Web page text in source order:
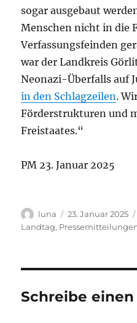
sogar ausgebaut
Menschen nicht in die
Verfassungsfeinden
war der Landkreis
Neonazi-Überfalls auf
in den Schlagzeilen.
Förderstrukturen und
Freistaates.“
PM 23. Januar 2025
Autor
luna
Veröffentlicht
am
23. Januar 2025
Landtag,
Schreibe